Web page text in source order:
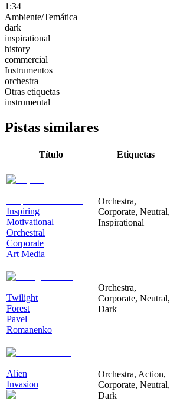
1:34
Ambiente/Temática
dark
inspirational
history
commercial
Instrumentos
orchestra
Otras etiquetas
instrumental
Pistas similares
Título Etiquetas
Inspiring
Motivational
Orchestral
Corporate
Art Media
Orchestra,
Corporate, Neutral,
Inspirational
Twilight
Forest
Pavel
Romanenko
Orchestra,
Corporate, Neutral,
Dark
Alien
Invasion
Orchestra, Action,
Corporate, Neutral,
Dark